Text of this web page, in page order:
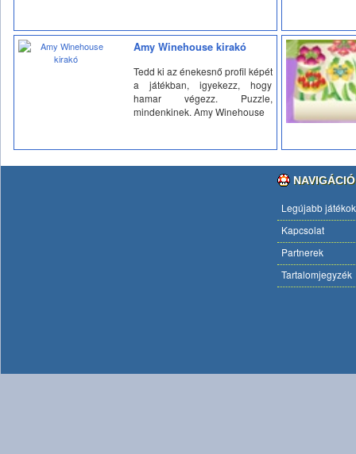
Amy Winehouse kirakó
Tedd ki az énekesnő profil képét
a játékban, igyekezz, hogy
hamar végezz. Puzzle,
mindenkinek. Amy Winehouse
Legújabb játékok
Kapcsolat
Partnerek
Tartalomjegyzék